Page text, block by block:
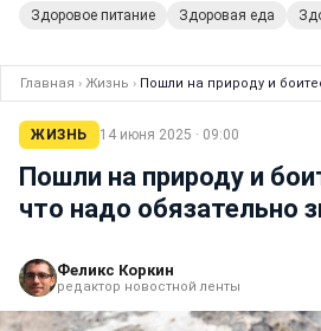
Здоровое питание Здоровая еда
Главная › Жизнь › Пошли на природу и
ЖИЗНЬ 14 июня 2025 · 09:00
Пошли на природу и
что надо обязательно
Феликс Коркин
редактор новостной ленты